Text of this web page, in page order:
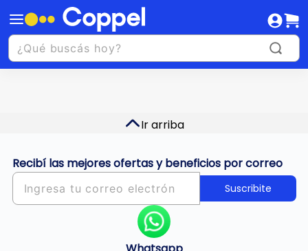
Ir arriba
Recibí las mejores ofertas y beneficios por correo
Suscribite